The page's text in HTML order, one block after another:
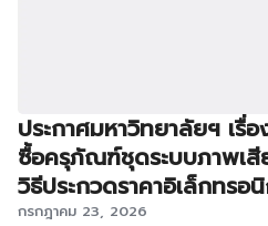
ประกาศมหาวิทยาลัยฯ เรื่
ซื้อครุภัณฑ์ชุดระบบภาพเ
วิธีประกวดราคาอิเล็กทร
กรกฎาคม 23, 2026